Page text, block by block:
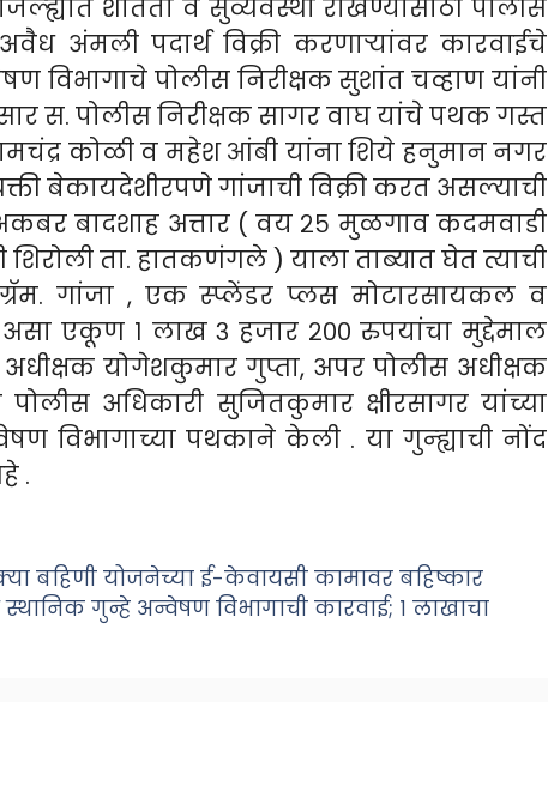
शांतता व सुव्यवस्था राखण्यासाठी पोलीस
अंमली पदार्थ विक्री करणाऱ्यांवर कारवाईचे
विभागाचे पोलीस निरीक्षक सुशांत चव्हाण यांनी
स. पोलीस निरीक्षक सागर वाघ यांचे पथक गस्त
कोळी व महेश आंबी यांना शिये हनुमान नगर
बेकायदेशीरपणे गांजाची विक्री करत असल्याची
बादशाह अत्तार ( वय २५ मुळगाव कदमवाडी
शिरोली ता. हातकणंगले ) याला ताब्यात घेत त्याची
गांजा , एक स्प्लेंडर प्लस मोटारसायकल व
एकूण १ लाख ३ हजार २०० रुपयांचा मुद्देमाल
अधीक्षक योगेशकुमार गुप्ता, अपर पोलीस अधीक्षक
अधिकारी सुजितकुमार क्षीरसागर यांच्या
विभागाच्या पथकाने केली . या गुन्ह्याची नोंद
.
बहिणी योजनेच्या ई-केवायसी कामावर बहिष्कार
स्थानिक गुन्हे अन्वेषण विभागाची कारवाई; १ लाखाचा